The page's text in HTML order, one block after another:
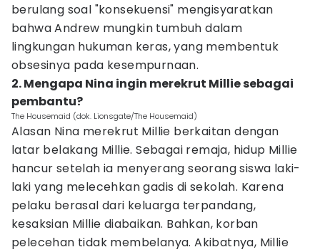
berulang soal "konsekuensi" mengisyaratkan
bahwa Andrew mungkin tumbuh dalam
lingkungan hukuman keras, yang membentuk
obsesinya pada kesempurnaan.
2. Mengapa Nina ingin merekrut Millie sebagai
pembantu?
The Housemaid (dok. Lionsgate/The Housemaid)
Alasan Nina merekrut Millie berkaitan dengan
latar belakang Millie. Sebagai remaja, hidup Millie
hancur setelah ia menyerang seorang siswa laki-
laki yang melecehkan gadis di sekolah. Karena
pelaku berasal dari keluarga terpandang,
kesaksian Millie diabaikan. Bahkan, korban
pelecehan tidak membelanya. Akibatnya, Millie